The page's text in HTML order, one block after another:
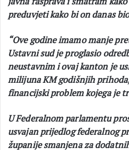
preduvjeti kako bi on danas
“Ove godine imamo manje
Ustavni sud je proglasio
neustavnim i ovaj kanton je
milijuna KM godišnjih
financijski problem kojega je
U Federalnom parlamentu
usvajan prijedlog federalnog
županije smanjena za